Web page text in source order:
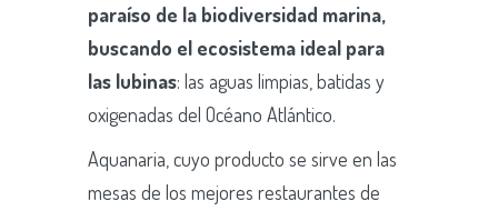
paraíso de la biodiversidad marina,
buscando el ecosistema ideal para
las lubinas: las aguas limpias, batidas y
oxigenadas del Océano Atlántico.
Aquanaria, cuyo producto se sirve en las
mesas de los mejores restaurantes de